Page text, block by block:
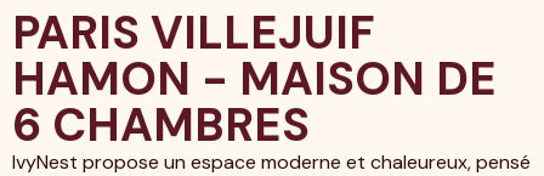
PARIS VILLEJUIF
HAMON - MAISON DE
6 CHAMBRES
IvyNest propose un espace moderne et chaleureux, pensé